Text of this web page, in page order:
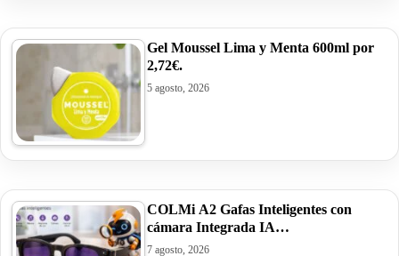
Gel Moussel Lima y Menta 600ml por
2,72€.
5 agosto, 2026
COLMi A2 Gafas Inteligentes con
cámara Integrada IA…
7 agosto, 2026